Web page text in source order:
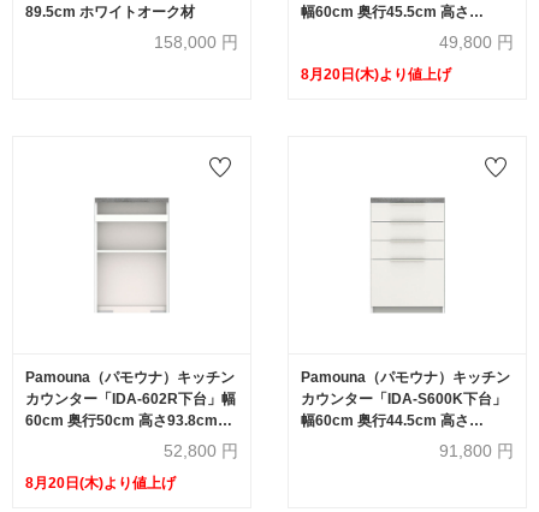
89.5cm ホワイトオーク材
158,000 円
幅60cm 奥行45.5cm 高さ
93.8cm ハイカウンター 全3色
49,800 円
8月20日(木)より値上げ
Pamouna（パモウナ）キッチン
カウンター「IDA-602R下台」幅
60cm 奥行50cm 高さ93.8cmハ
52,800 円
8月20日(木)より値上げ
Pamouna（パモウナ）キッチン
カウンター「IDA-S600K下台」
幅60cm 奥行44.5cm 高さ
93.8cm ハイカウンター 全3色
91,800 円